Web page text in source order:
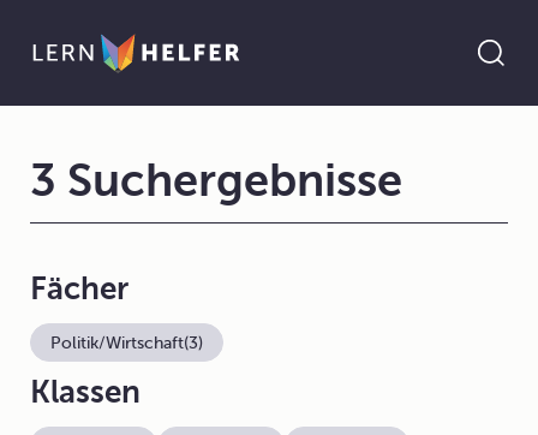
3 Suchergebnisse
Fächer
Politik/Wirtschaft(3)
Klassen